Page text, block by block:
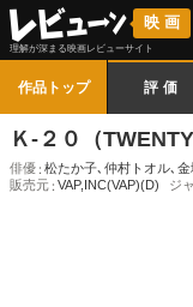
映画
理解が深まる映画レビューサイト
作品トップ 評価
Ｋ-２０（
俳優 松たか子､ 仲村トオル､ 金
販売元 VAP,INC(VAP)(D) ジ